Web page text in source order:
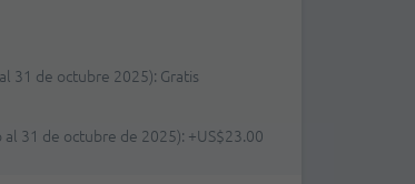
31 de octubre 2025): Gratis
al 31 de octubre de 2025): +US$23.00